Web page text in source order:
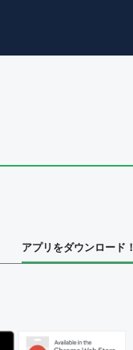
アプリをダウンロード！